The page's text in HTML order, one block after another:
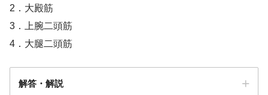
2．大殿筋
3．上腕二頭筋
4．大腿二頭筋
解答・解説